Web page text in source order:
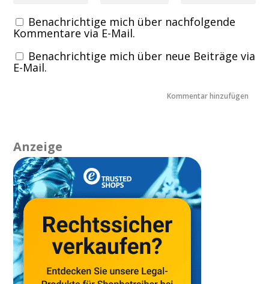
Benachrichtige mich über nachfolgende
Kommentare via E-Mail.
Benachrichtige mich über neue Beiträge via
E-Mail.
Anzeige